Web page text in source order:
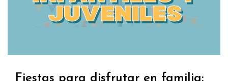
Fiestas para disfrutar en familia: